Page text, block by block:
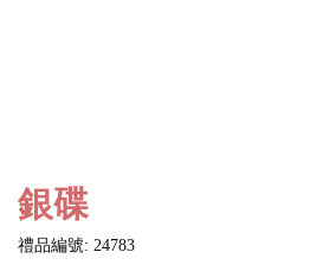
銀碟
禮品編號: 24783